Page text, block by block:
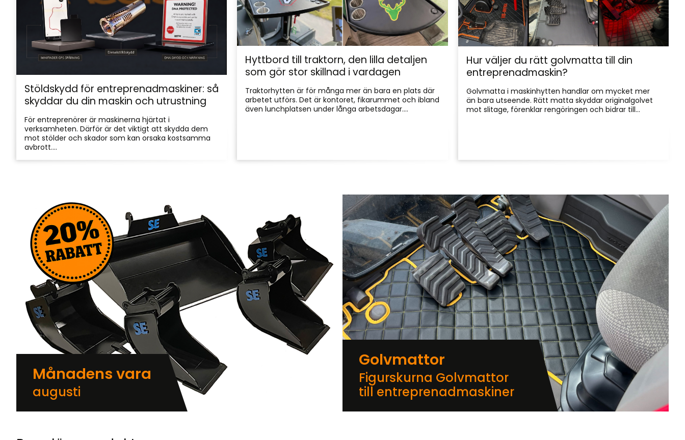
Stöldskydd för entreprenadmaskiner: så
skyddar du din maskin och utrustning
För entreprenörer är maskinerna hjärtat i
verksamheten. Därför är det viktigt att skydda dem
mot stölder och skador som kan orsaka kostsamma
avbrott....
Hyttbord till traktorn, den lilla detaljen
som gör stor skillnad i vardagen
Traktorhytten är för många mer än bara en plats där
arbetet utförs. Det är kontoret, fikarummet och ibland
även lunchplatsen under långa arbetsdagar....
Hur väljer du rätt golvmatta till din
entreprenadmaskin?
Golvmatta i maskinhytten handlar om mycket mer
än bara utseende. Rätt matta skyddar originalgolvet
mot slitage, förenklar rengöringen och bidrar till...
Månadens vara
augusti
Golvmattor
Figurskurna Golvmattor
till entreprenadmaskiner